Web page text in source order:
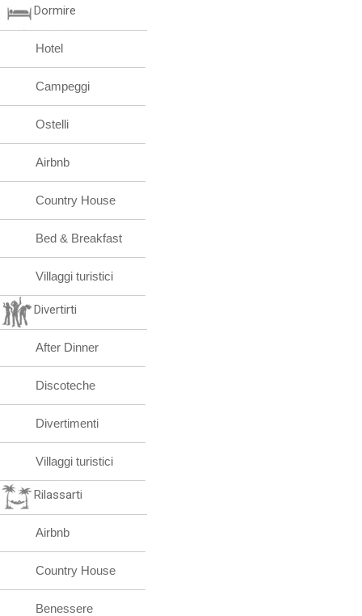
Dormire
Hotel
Campeggi
Ostelli
Airbnb
Country House
Bed & Breakfast
Villaggi turistici
Divertirti
After Dinner
Discoteche
Divertimenti
Villaggi turistici
Rilassarti
Airbnb
Country House
Benessere